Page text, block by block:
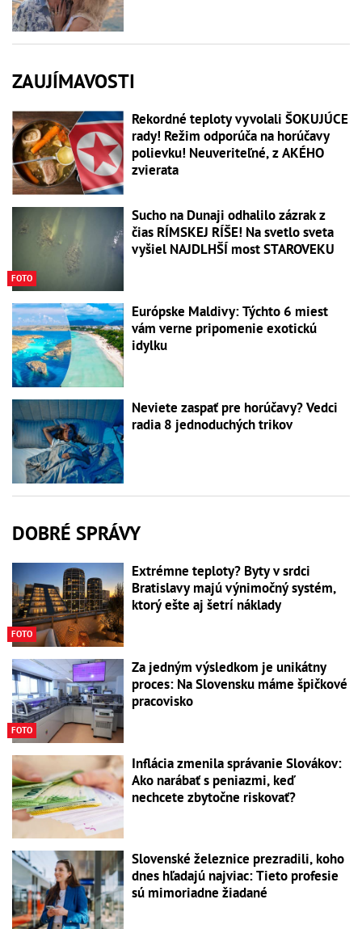
ZAUJÍMAVOSTI
Rekordné teploty vyvolali ŠOKUJÚCE
rady! Režim odporúča na horúčavy
polievku! Neuveriteľné, z AKÉHO
zvierata
FOTO
Sucho na Dunaji odhalilo zázrak z
čias RÍMSKEJ RÍŠE! Na svetlo sveta
vyšiel NAJDLHŠÍ most STAROVEKU
Európske Maldivy: Týchto 6 miest
vám verne pripomenie exotickú
idylku
Neviete zaspať pre horúčavy? Vedci
radia 8 jednoduchých trikov
DOBRÉ SPRÁVY
FOTO
Extrémne teploty? Byty v srdci
Bratislavy majú výnimočný systém,
ktorý ešte aj šetrí náklady
FOTO
Za jedným výsledkom je unikátny
proces: Na Slovensku máme špičkové
pracovisko
Inflácia zmenila správanie Slovákov:
Ako narábať s peniazmi, keď
nechcete zbytočne riskovať?
Slovenské železnice prezradili, koho
dnes hľadajú najviac: Tieto profesie
sú mimoriadne žiadané